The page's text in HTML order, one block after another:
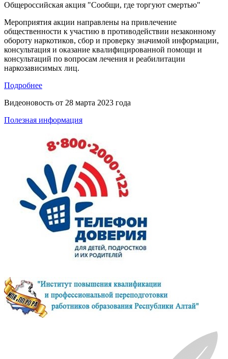
Общероссийская акция "Сообщи, где торгуют смертью"
Мероприятия акции направлены на привлечение
общественности к участию в противодействии незаконному
обороту наркотиков, сбор и проверку значимой информации,
консультация и оказание квалифицированной помощи и
консультаций по вопросам лечения и реабилитации
наркозависимых лиц.
Подробнее
Видеоновость от 28 марта 2023 года
Полезная информация